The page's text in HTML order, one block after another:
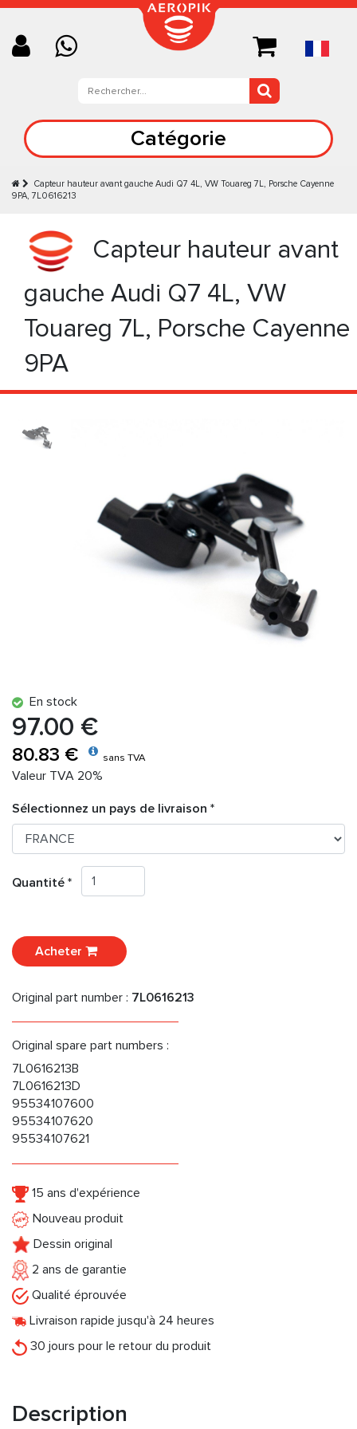
Catégorie
Capteur hauteur avant gauche Audi Q7 4L, VW Touareg 7L, Porsche Cayenne
9PA, 7L0616213
Capteur hauteur avant
gauche Audi Q7 4L, VW
Touareg 7L, Porsche Cayenne
9PA
En stock
97.00 €
80.83 € sans TVA
Valeur TVA 20%
Sélectionnez un pays de livraison *
Quantité *
Acheter
Original part number : 7L0616213
Original spare part numbers :
7L0616213B
7L0616213D
95534107600
95534107620
95534107621
15 ans d'expérience
Nouveau produit
Dessin original
2 ans de garantie
Qualité éprouvée
Livraison rapide jusqu'à 24 heures
30 jours pour le retour du produit
Description